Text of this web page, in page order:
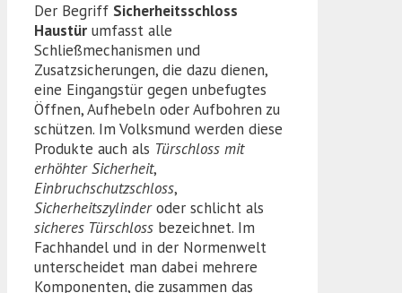
Der Begriff Sicherheitsschloss
Haustür umfasst alle
Schließmechanismen und
Zusatzsicherungen, die dazu dienen,
eine Eingangstür gegen unbefugtes
Öffnen, Aufhebeln oder Aufbohren zu
schützen. Im Volksmund werden diese
Produkte auch als Türschloss mit
erhöhter Sicherheit,
Einbruchschutzschloss,
Sicherheitszylinderoder schlicht als
sicheres Türschloss bezeichnet. Im
Fachhandel und in der Normenwelt
unterscheidet man dabei mehrere
Komponenten, die zusammen das